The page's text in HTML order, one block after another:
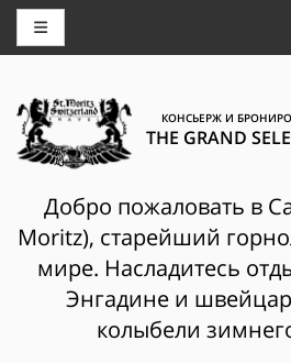
КОНСЬЕРЖ И
THE GRAND
Добро пожаловать в
Moritz), старейший
мире. Насладитесь
Энгадине и
колыбели